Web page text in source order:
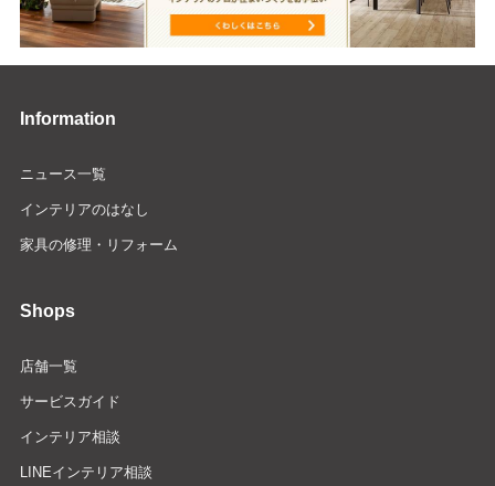
Information
ニュース一覧
インテリアのはなし
家具の修理・リフォーム
Shops
店舗一覧
サービスガイド
インテリア相談
LINEインテリア相談